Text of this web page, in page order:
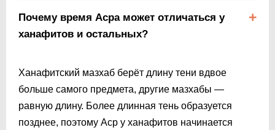
Почему время Асра может отличаться у
ханафитов и остальных?
Ханафитский мазхаб берёт длину тени вдвое
больше самого предмета, другие мазхабы —
равную длину. Более длинная тень образуется
позднее, поэтому Аср у ханафитов начинается